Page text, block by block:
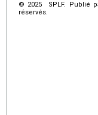
© 2025 SPLF. Publié
réservés.